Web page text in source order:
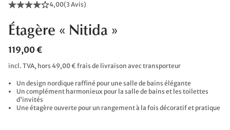
4,00(3 Avis)
Étagère « Nitida »
119,00 €
incl. TVA, hors 49,00 € frais de livraison avec transporteur
Un design nordique raffiné pour une salle de bains élégante
Un complément harmonieux pour la salle de bains et les toilettes
d'invités
Une étagère ouverte pour un rangement à la fois décoratif et pratique